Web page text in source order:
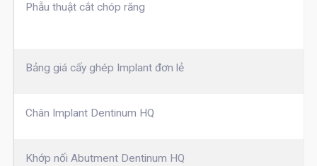
Phẫu thuật cắt chóp răng
Bảng giá cấy ghép Implant đơn lẻ
Chân Implant Dentinum HQ
Khớp nối Abutment Dentinum HQ